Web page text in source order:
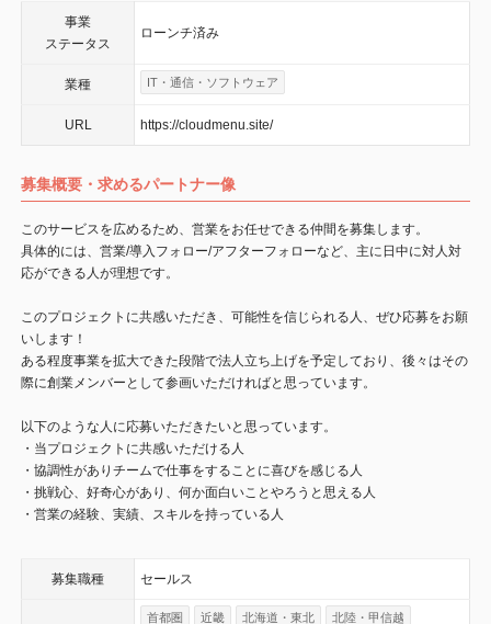
事業
ステータス
ローンチ済み
業種 IT・通信・ソフトウェア
URL https://cloudmenu.site/
募集概要・求めるパートナー像
このサービスを広めるため、営業をお任せできる仲間を募集します。
具体的には、営業/導入フォロー/アフターフォローなど、主に日中に対人対
応ができる人が理想です。
このプロジェクトに共感いただき、可能性を信じられる人、ぜひ応募をお願
いします！
ある程度事業を拡大できた段階で法人立ち上げを予定しており、後々はその
際に創業メンバーとして参画いただければと思っています。
以下のような人に応募いただきたいと思っています。
・当プロジェクトに共感いただける人
・協調性がありチームで仕事をすることに喜びを感じる人
・挑戦心、好奇心があり、何か面白いことやろうと思える人
・営業の経験、実績、スキルを持っている人
募集職種 セールス
首都圏 近畿 北海道・東北 北陸・甲信越